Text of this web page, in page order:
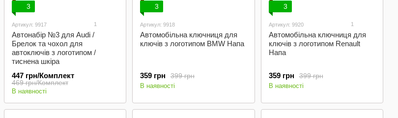
3
Артикул: 9917 1
Автонабір №3 для Audi /
Брелок та чохол для
автоключів з логотипом /
тиснена шкіра
469 грн/Комплект
447 грн/Комплект
В наявності
3
Артикул: 9918
Автомобільна ключниця для
ключів з логотипом BMW Напа
399 грн
359 грн
В наявності
3
Артикул: 9920 1
Автомобільна ключниця для
ключів з логотипом Renault
Напа
399 грн
359 грн
В наявності